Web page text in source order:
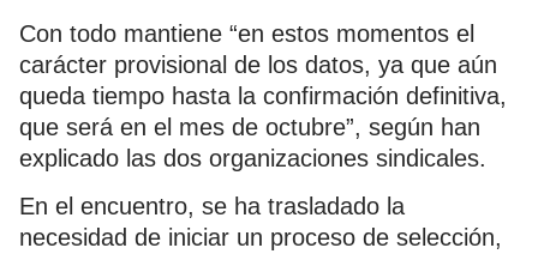
Con todo mantiene “en estos momentos el
carácter provisional de los datos, ya que aún
queda tiempo hasta la confirmación definitiva,
que será en el mes de octubre”, según han
explicado las dos organizaciones sindicales.
En el encuentro, se ha trasladado la
necesidad de iniciar un proceso de selección,